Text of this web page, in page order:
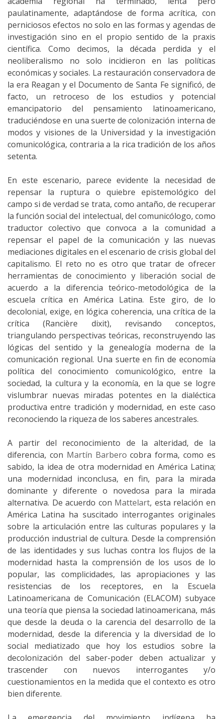
paulatinamente, adaptándose de forma acrítica, con
perniciosos efectos no solo en las formas y agendas de
investigación sino en el propio sentido de la praxis
científica. Como decimos, la década perdida y el
neoliberalismo no solo incidieron en las políticas
económicas y sociales. La restauración conservadora de
la era Reagan y el Documento de Santa Fe significó, de
facto, un retroceso de los estudios y potencial
emancipatorio del pensamiento latinoamericano,
traduciéndose en una suerte de colonización interna de
modos y visiones de la Universidad y la investigación
comunicológica, contraria a la rica tradición de los años
setenta.
En este escenario, parece evidente la necesidad de
repensar la ruptura o quiebre epistemológico del
campo si de verdad se trata, como antaño, de recuperar
la función social del intelectual, del comunicólogo, como
traductor colectivo que convoca a la comunidad a
repensar el papel de la comunicación y las nuevas
mediaciones digitales en el escenario de crisis global del
capitalismo. El reto no es otro que tratar de ofrecer
herramientas de conocimiento y liberación social de
acuerdo a la diferencia teórico-metodológica de la
escuela crítica en América Latina. Este giro, de lo
decolonial, exige, en lógica coherencia, una crítica de la
crítica (Rancière dixit), revisando conceptos,
triangulando perspectivas teóricas, reconstruyendo las
lógicas del sentido y la genealogía moderna de la
comunicación regional. Una suerte en fin de economía
política del conocimiento comunicológico, entre la
sociedad, la cultura y la economía, en la que se logre
vislumbrar nuevas miradas potentes en la dialéctica
productiva entre tradición y modernidad, en este caso
reconociendo la riqueza de los saberes ancestrales.
A partir del reconocimiento de la alteridad, de la
diferencia, con Martín Barbero cobra forma, como es
sabido, la idea de otra modernidad en América Latina;
una modernidad inconclusa, en fin, para la mirada
dominante y diferente o novedosa para la mirada
alternativa. De acuerdo con Mattelart, esta relación en
América Latina ha suscitado interrogantes originales
sobre la articulación entre las culturas populares y la
producción industrial de cultura. Desde la comprensión
de las identidades y sus luchas contra los flujos de la
modernidad hasta la comprensión de los usos de lo
popular, las complicidades, las apropiaciones y las
resistencias de los receptores, en la Escuela
Latinoamericana de Comunicación (ELACOM) subyace
una teoría que piensa la sociedad latinoamericana, más
que desde la deuda o la carencia del desarrollo de la
modernidad, desde la diferencia y la diversidad de lo
social mediatizado que hoy los estudios sobre la
decolonización del saber-poder deben actualizar y
trascender con nuevos interrogantes y/o
cuestionamientos en la medida que el contexto es otro
bien diferente.